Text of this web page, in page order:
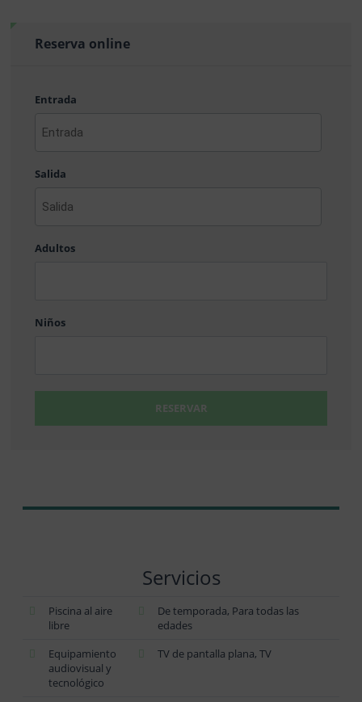
Reserva online
Entrada
AAAA
MM
DD
Salida
AAAA
MM
Adultos
Niños
RESERVAR
Servicios
Piscina al aire
libre
De temporada, Para todas las
edades
Equipamiento
audiovisual y
tecnológico
TV de pantalla plana, TV